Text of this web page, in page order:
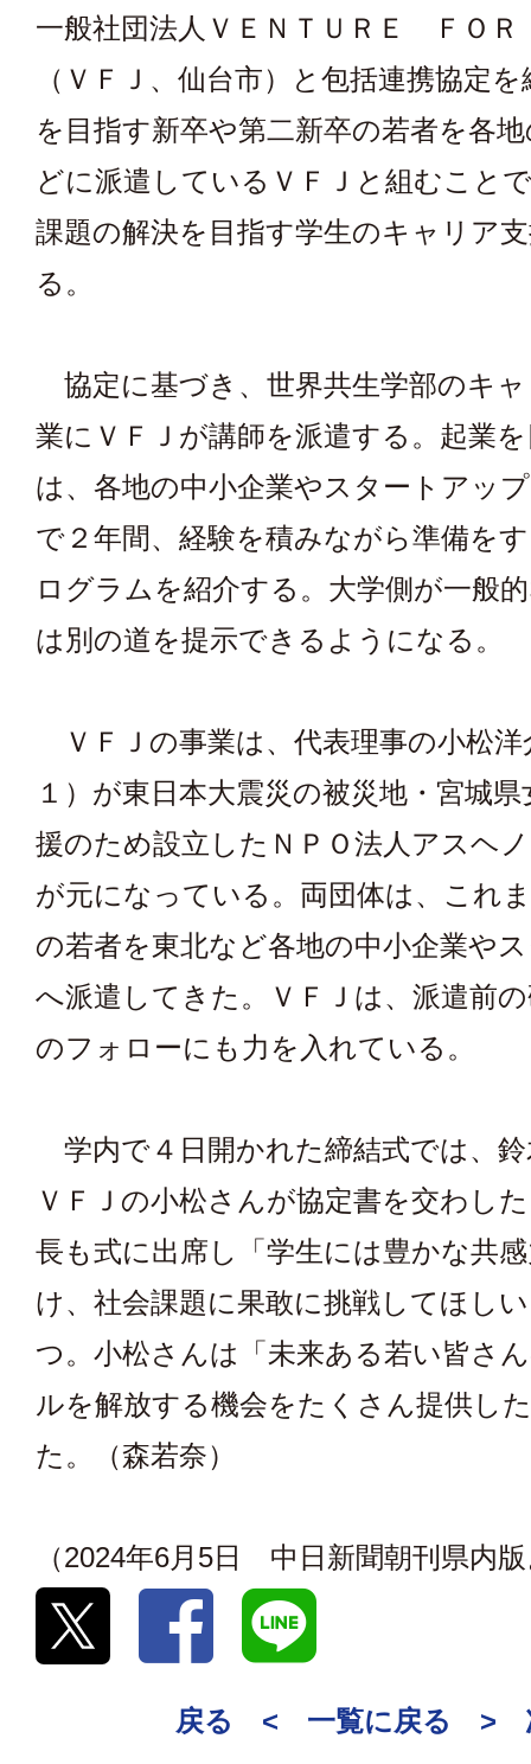
一般社団法人ＶＥＮＴＵＲＥ ＦＯ
（ＶＦＪ、仙台市）と包括連携協定
を目指す新卒や第二新卒の若者を各
どに派遣しているＶＦＪと組むこと
課題の解決を目指す学生のキャリア
る。
協定に基づき、世界共生学部のキ
業にＶＦＪが講師を派遣する。起業
は、各地の中小企業やスタートアッ
で２年間、経験を積みながら準備を
ログラムを紹介する。大学側が一般
は別の道を提示できるようになる。
ＶＦＪの事業は、代表理事の小松洋
１）が東日本大震災の被災地・宮城
援のため設立したＮＰＯ法人アスヘ
が元になっている。両団体は、これ
の若者を東北など各地の中小企業や
へ派遣してきた。ＶＦＪは、派遣前
のフォローにも力を入れている。
学内で４日開かれた締結式では、
ＶＦＪの小松さんが協定書を交わし
長も式に出席し「学生には豊かな共
け、社会課題に果敢に挑戦してほし
つ。小松さんは「未来ある若い皆さ
ルを解放する機会をたくさん提供し
た。（森若奈）
（2024年6月5日 中日新聞朝刊県内
戻る < 一覧に戻る >